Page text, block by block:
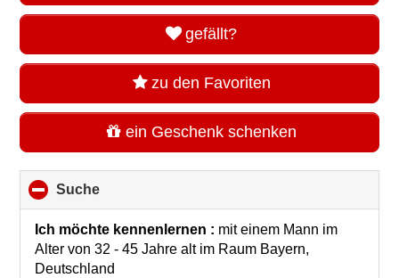
gefällt?
zu den Favoriten
ein Geschenk schenken
Suche
to
collapse
contents
Ich möchte kennenlernen : mit einem Mann im
Alter von 32 - 45 Jahre alt im Raum Bayern,
Deutschland